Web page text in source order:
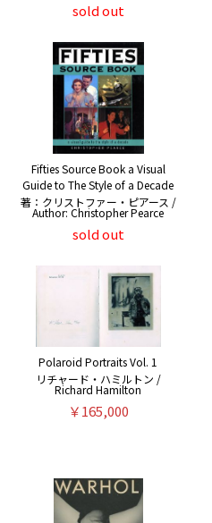
sold out
Fifties Source Book a Visual
Guide to The Style of a Decade
著：クリストファー・ピアース /
Author: Christopher Pearce
sold out
Polaroid Portraits Vol. 1
リチャード・ハミルトン /
Richard Hamilton
￥165,000